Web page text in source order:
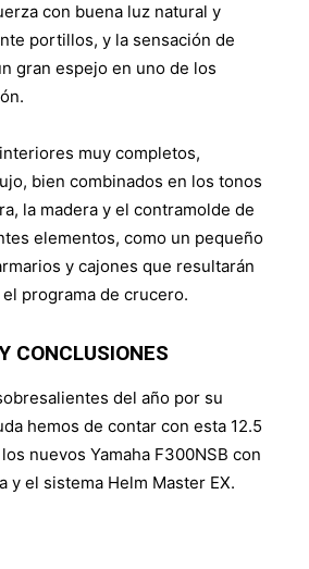
con buena luz natural y
portillos, y la sensación de
gran espejo en uno de los
muy completos,
bien combinados en los tonos
la madera y el contramolde de
elementos, como un pequeño
y cajones que resultarán
programa de crucero.
CONCLUSIONES
del año por su
hemos de contar con esta 12.5
nuevos Yamaha F300NSB con
y el sistema Helm Master EX.